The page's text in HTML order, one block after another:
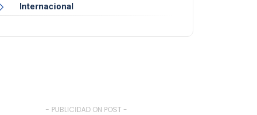
Internacional
- PUBLICIDAD ON POST -